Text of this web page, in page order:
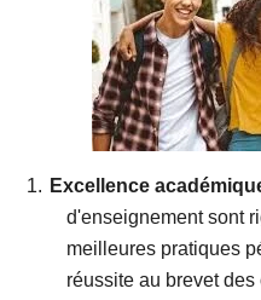
Excellence
d'enseignement sont
meilleures pratiques
réussite au brevet